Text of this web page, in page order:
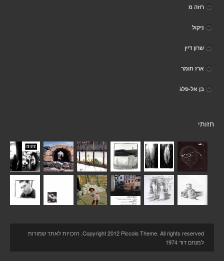
רוזה מ
ניקול
שרון דיין
ארז תומר
בן אל-פלג
חזותי
Copyright 2012 Piccolo Theme. All rights reserved. הזכויות לאתר שמורות
למנחם דוד 1974